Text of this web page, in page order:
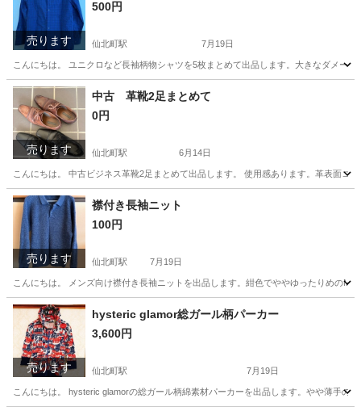
売ります
500円
仙北町駅 7月19日
こんにちは。 ユニクロなど長袖柄物シャツを5枚まとめて出品します。大きなダメー
岩手 盛岡市 仙北町駅 シャツ ユニクロ
売ります
中古 革靴2足まとめて
0円
仙北町駅 6月14日
こんにちは。 中古ビジネス革靴2足まとめて出品します。 使用感あります。革表面
岩手 盛岡市 仙北町駅
売ります
襟付き長袖ニット
100円
仙北町駅 7月19日
こんにちは。 メンズ向け襟付き長袖ニットを出品します。紺色でややゆったりめの
岩手 盛岡市 セーター 都合
売ります
hysteric glamor総ガール柄パーカー
3,600円
仙北町駅 7月19日
こんにちは。 hysteric glamorの総ガール柄綿素材パーカーを出品します。やや薄手の